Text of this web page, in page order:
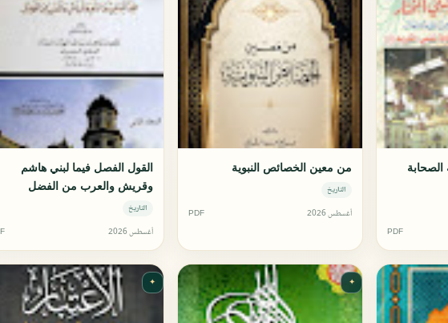
PDF
من معين الخصائص النبوية
التاريخ
أغسطس 2026 PDF
القول الفصل فيما لبني هاشم
وقريش والعرب من الفضل
التاريخ
أغسطس 2026
✦
✦